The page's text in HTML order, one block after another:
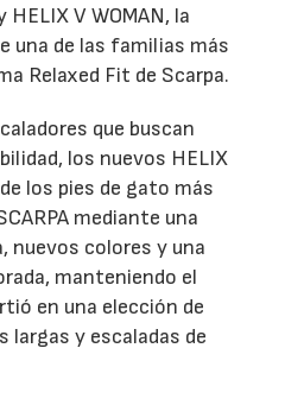
HELIX V WOMAN, la
una de las familias más
Relaxed Fit de Scarpa.
que buscan
los nuevos HELIX
los pies de gato más
mediante una
nuevos colores y una
manteniendo el
en una elección de
largas y escaladas de